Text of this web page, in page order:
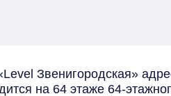
Звенигородская»
на 64 этаже 64-